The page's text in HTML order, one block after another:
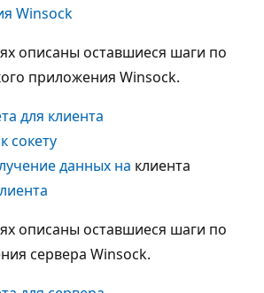
Winsock
описаны оставшиеся шаги по
приложения Winsock.
для клиента
сокету
данных на клиента
описаны оставшиеся шаги по
сервера Winsock.